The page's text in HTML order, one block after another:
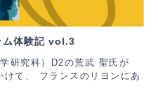
ム体験記 vol.3
研究科）D2の荒武 聖氏が
て、 フランスのリヨンにあ